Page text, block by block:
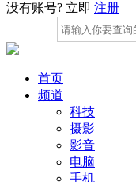
没有账号? 立即 注册
首页
频道
科技
摄影
影音
电脑
手机